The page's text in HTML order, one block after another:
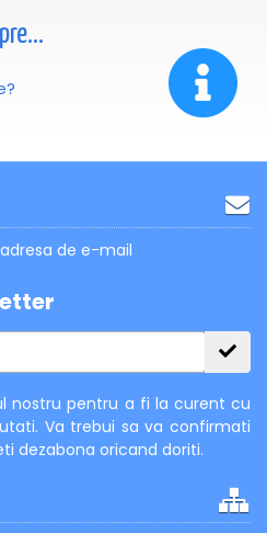
de e-mail
nostru pentru a fi la curent cu
Va trebui sa va confirmati
dezabona oricand doriti.